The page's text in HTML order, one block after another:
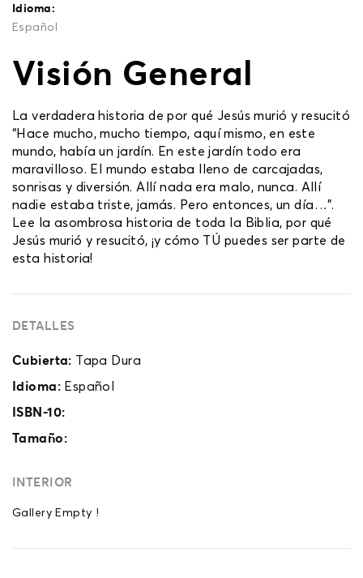
Idioma:
Español
Visión General
La verdadera historia de por qué Jesús murió y resucitó
“Hace mucho, mucho tiempo, aquí mismo, en este
mundo, había un jardín. En este jardín todo era
maravilloso. El mundo estaba lleno de carcajadas,
sonrisas y diversión. Allí nada era malo, nunca. Allí
nadie estaba triste, jamás. Pero entonces, un día…”.
Lee la asombrosa historia de toda la Biblia, por qué
Jesús murió y resucitó, ¡y cómo TÚ puedes ser parte de
esta historia!
DETALLES
Cubierta: Tapa Dura
Idioma: Español
ISBN-10:
Tamaño:
INTERIOR
Gallery Empty !